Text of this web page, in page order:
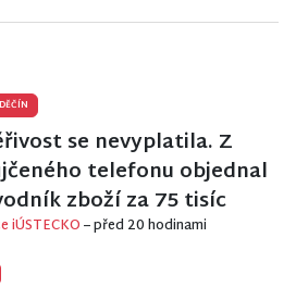
DĚČÍN
se nevyplatila. Z
telefonu objednal
zboží za 75 tisíc
iÚSTECKO– před 20 hodinami